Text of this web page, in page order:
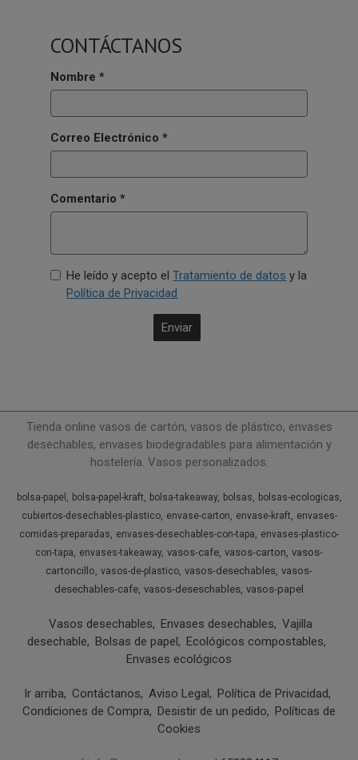
CONTÁCTANOS
Nombre *
Correo Electrónico *
Comentario *
He leído y acepto elTratamiento de datos y la
Política de Privacidad
Tienda online vasos de cartón, vasos de plástico, envases
desechables, envases biodegradables para alimentación y
hostelería. Vasos personalizados.
bolsa-papel bolsa-papel-kraft bolsa-takeaway bolsas
bolsas-ecologicas
cubiertos-desechables-plastico
envase-carton envase-kraft
envases-
comidas-preparadas
envases-desechables-con-tapa
envases-plastico-
con-tapa
envases-takeaway vasos-cafe vasos-carton vasos-
cartoncillo vasos-de-plastico vasos-desechables vasos-
desechables-cafe vasos-deseschables vasos-papel
Vasos desechables Envases desechables
Vajilla
desechable
Bolsas de papel
Ecológicos compostables
Envases ecológicos
Ir arriba Contáctanos Aviso Legal
Política de Privacidad
Condiciones de Compra
Desistir de un pedido
Políticas de
Cookies